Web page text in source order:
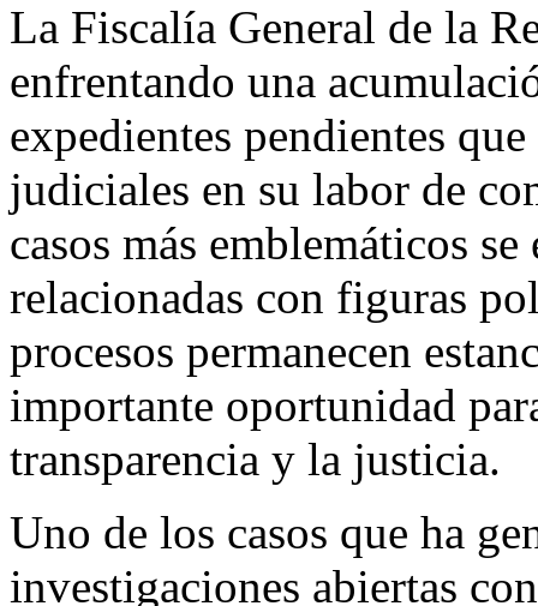
La Fiscalía General de la
enfrentando una
expedientes pendientes
judiciales en su labor de
casos más emblemáticos
relacionadas con figuras
procesos permanecen
importante oportunidad
transparencia y la justicia.
Uno de los casos que ha
investigaciones abiertas